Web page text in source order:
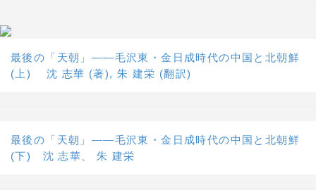
最後の「天朝」――毛沢東・金日成時代の中国と北朝鮮
(上) 沈 志華 (著), 朱 建栄 (翻訳)
最後の「天朝」――毛沢東・金日成時代の中国と北朝鮮
(下) 沈 志華、 朱 建栄